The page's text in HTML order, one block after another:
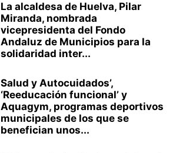
La alcaldesa de Huelva, Pilar
Miranda, nombrada
vicepresidenta del Fondo
Andaluz de Municipios para la
solidaridad inter...
Salud y Autocuidados’,
‘Reeducación funcional’ y
Aquagym, programas deportivos
municipales de los que se
benefician unos...